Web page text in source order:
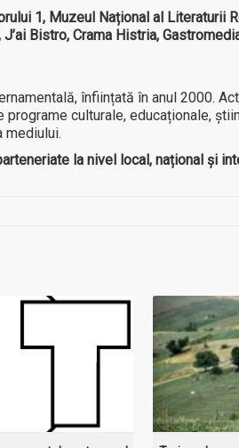
1, Muzeul Național al Literaturii
Bistro, Crama Histria,
înființată în anul 2000.
culturale, educaționale,
mediului.
la nivel local, național și